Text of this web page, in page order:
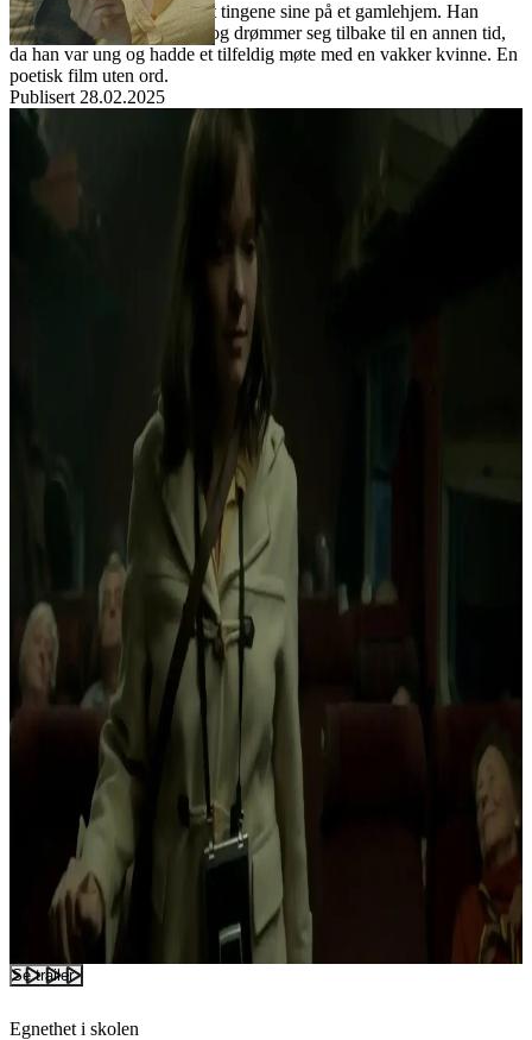
En gammel mann pakker ut tingene sine på et gamlehjem. Han
finner et slitt polaroidbilde og drømmer seg tilbake til en annen tid,
da han var ung og hadde et tilfeldig møte med en vakker kvinne. En
poetisk film uten ord.
Publisert 28.02.2025
Se trailer
Egnethet i skolen